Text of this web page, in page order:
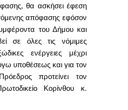
θα ασκήσει έφεση
απόφασης εφόσον
του Δήμου και
σε όλες τις νόμιμες
ενέργειες μέχρι
υποθέσεως και για τον
προτείνει τον
Κορίνθου κ.